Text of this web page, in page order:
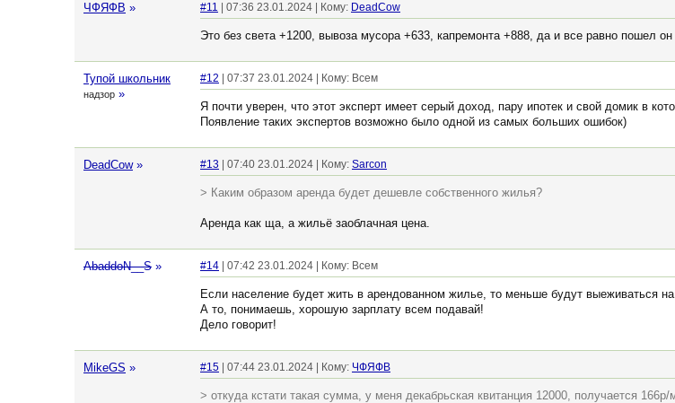
ЧФЯФВ » #11 | 07:36 23.01.2024 | Кому: DeadCow
Это без света +1200, вывоза мусора +633, капремонта +888, да и все равно пошел
Тупой школьник
надзор »
#12 | 07:37 23.01.2024 | Кому: Всем
Я почти уверен, что этот эксперт имеет серый доход, пару ипотек и свой домик в
Появление таких экспертов возможно было одной из самых больших ошибок)
DeadCow » #13 | 07:40 23.01.2024 | Кому: Sarcon
> Каким образом аренда будет дешевле собственного жилья?
Аренда как ща, а жильё заоблачная цена.
AbaddoN__S » #14 | 07:42 23.01.2024 | Кому: Всем
Если население будет жить в арендованном жилье, то меньше будут выеживаться
А то, понимаешь, хорошую зарплату всем подавай!
Дело говорит!
MikeGS » #15 | 07:44 23.01.2024 | Кому: ЧФЯФВ
> откуда кстати такая сумма, у меня декабрьская квитанция 12000, получается 166р/